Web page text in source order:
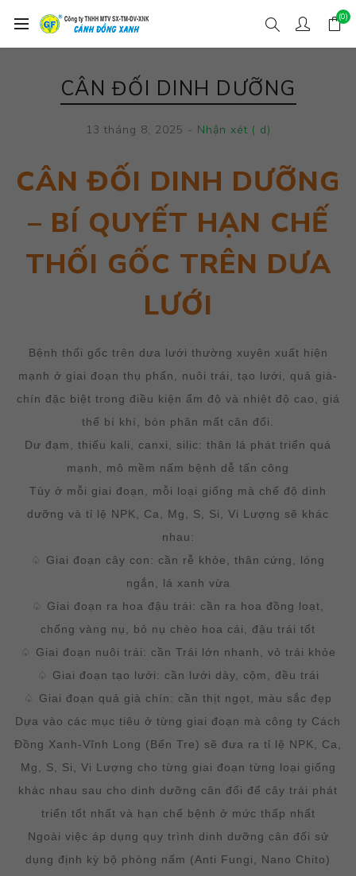
(0)
CÂN ĐỐI DINH DƯỠNG
13 tháng 8, 2025 - Nhận xét ( d)
CÂN ĐỐI DINH DƯỠNG
– BÍ QUYẾT HẠN CHẾ
THỐI GỐC TRÊN DƯA
LƯỚI
Bệnh thối gốc trên dưa lưới thường xuyên xuất hiện
mạnh ở giai đoạn thụ phấn, nuôi trái, tạo lưới, quả già-
chín đặc biệt trong điều kiện ẩm độ và nhiệt độ cao, giá
thể bí khí, bón phân mất cân đối.
Dư đạm, thiếu kali, canxi, silic: thân lá phát triển quá
mạnh, mô mềm nấm bệnh dễ tấn công
Tùy ở mỗi giai đoạn, mỗi loại giống mà chế độ dinh
dưỡng và tỉ lệ NPK, Ca, Mg, S, Si, Vi Lượng sẽ khác
nhau:
♤ Giai đoạn cây con: cần rễ khỏe, thân cứng, lóng
ngắn, lá xanh vừa
♤ Giai đoạn ra hoa đậu trái: cần ra hoa đồng loạt,
chống vàng nụ, bỏ nụ chèo hoa cái, đậu trái tốt
♤ Giai đoạn nuôi trái: cần Trái lớn nhanh, vỏ trái khỏe
♤ Giai đoạn tạo lưới: cần lưới dày, cộm, đều trái
♤ Giai đoạn quả già chín: cần thịt ngọt, màu sắc đẹp
Dựa vào các mục tiêu ở từng giai đoạn mà công ty Cách
Đồng Xanh-Vĩnh Long (Bến Tre) sẽ đưa ra tỉ lệ NPK, Ca,
Mg, S, Si, Vi Lượng cho từng giai đoạn từng loại giống
khác nhau sau cho dinh dưỡng cân đối để cây trái phát
triển tốt nhất và hạn chế bệnh ở mức thấp nhất
Ngoài việc áp dụng quy trình dinh dưỡng cân đối sử
dụng định kỳ bộ phòng nấm (Anti Fungi, Nano Chito)